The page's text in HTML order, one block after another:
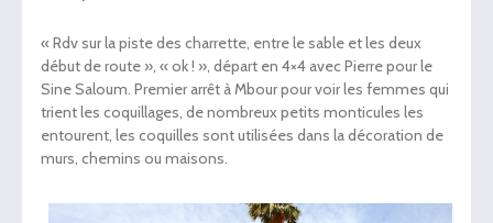
« Rdv sur la piste des charrette, entre le sable et les deux
début de route », « ok ! », départ en 4×4 avec Pierre pour le
Sine Saloum. Premier arrêt à Mbour pour voir les femmes qui
trient les coquillages, de nombreux petits monticules les
entourent, les coquilles sont utilisées dans la décoration de
murs, chemins ou maisons.